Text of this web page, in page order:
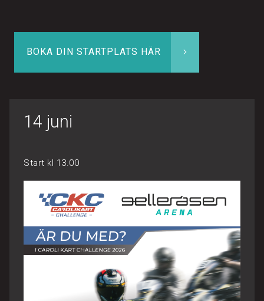
BOKA DIN STARTPLATS HÄR
14 juni
Start kl 13.00